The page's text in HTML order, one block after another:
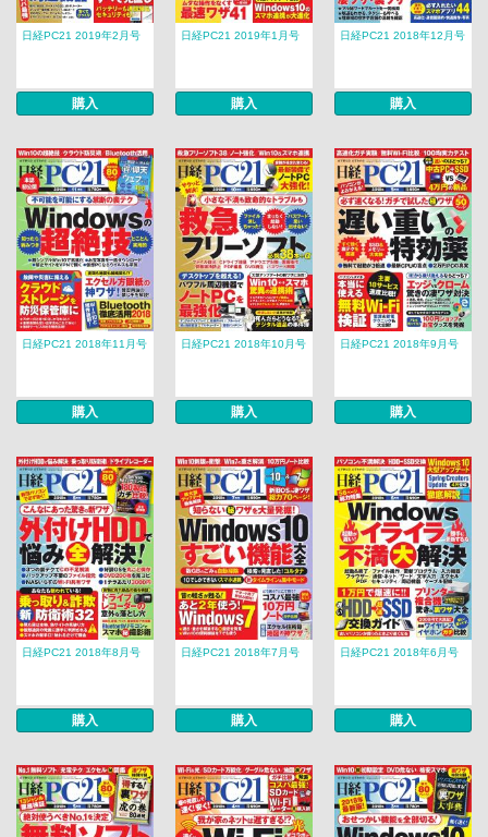
日経PC21 2019年2月号
購入
日経PC21 2019年1月号
購入
日経PC21 2018年12月号
購入
日経PC21 2018年11月号
購入
日経PC21 2018年10月号
購入
日経PC21 2018年9月号
購入
日経PC21 2018年8月号
購入
日経PC21 2018年7月号
購入
日経PC21 2018年6月号
購入